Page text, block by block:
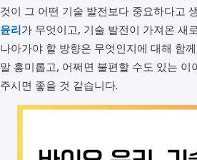
것이 그 어떤 기술 발전보다 중요하다고
윤리가 무엇이고, 기술 발전이 가져온 새
나아가야 할 방향은 무엇인지에 대해 함
말 흥미롭고, 어쩌면 불편할 수도 있는 이
주시면 좋을 것 같습니다.